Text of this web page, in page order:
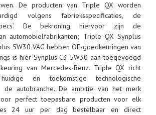
De producten van Triple QX worden
volgens fabrieksspecificaties, de
De bekroning hiervoor zijn de
automobielfabrikanten; Triple QX Synplus
5W30 VAG hebben OE-goedkeuringen van
is hier Synplus C3 5W30 aan toegevoegd
van Mercedes-Benz. Triple QX richt
en toekomstige technologische
de autobranche. De ambitie van het merk
perfect toepasbare producten voor elk
24 uur per dag bestelbaar en direct